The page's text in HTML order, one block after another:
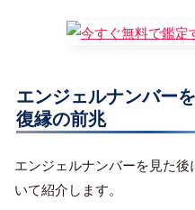
エンジェルナンバー
復縁の前兆
エンジェルナンバーを見た
いて紹介します。